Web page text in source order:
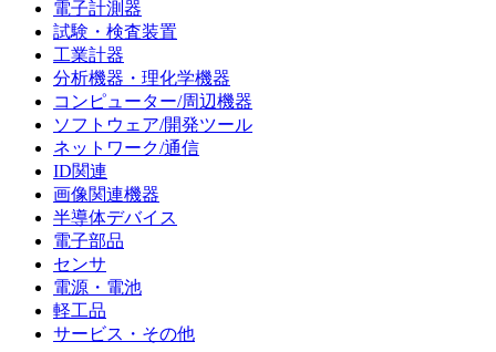
電子計測器
試験・検査装置
工業計器
分析機器・理化学機器
コンピューター/周辺機器
ソフトウェア/開発ツール
ネットワーク/通信
ID関連
画像関連機器
半導体デバイス
電子部品
センサ
電源・電池
軽工品
サービス・その他